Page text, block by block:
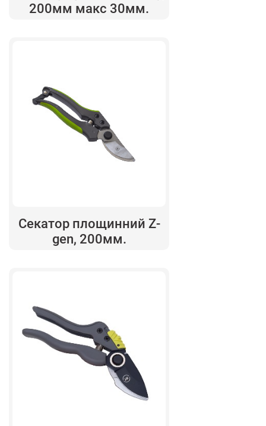
200мм макс 30мм.
Секатор площинний Z-
gen, 200мм.